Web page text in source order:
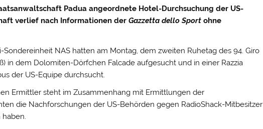
Padua angeordnete Hotel-Durchsuchung der US-
verlief nach Informationen derGazzetta dello Sport ohne
NAS hatten am Montag, dem zweiten Ruhetag des 94. Giro
in dem Dolomiten-Dörfchen Falcade aufgesucht und in einer Razzia
der US-Equipe durchsucht.
Ermittler steht im Zusammenhang mit Ermittlungen der
die Nachforschungen der US-Behörden gegen RadioShack-Mitbesitzer
haben.